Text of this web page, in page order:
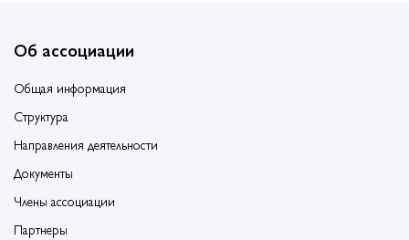
Об ассоциации
Общая информация
Структура
Направления деятельности
Документы
Члены ассоциации
Партнеры